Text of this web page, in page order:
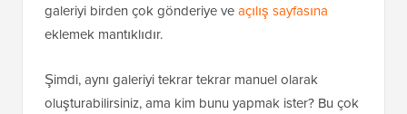
galeriyi birden çok gönderiye veaçılış sayfasına
eklemek mantıklıdır.
Şimdi, aynı galeriyi tekrar tekrar manuel olarak
oluşturabilirsiniz, ama kim bunu yapmak ister? Bu çok